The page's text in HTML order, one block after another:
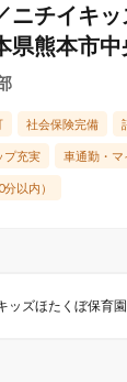
ニチイキ
県熊本市中
社会保険完備
プ充実 車通勤・マ
以内）
ッズほたくぼ保育園